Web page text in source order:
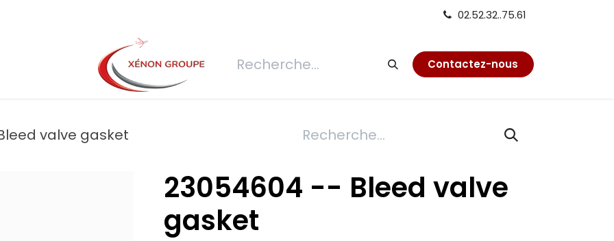
02.52.32..75.61
Demande de devis Connexion Réfection Contactez-nous
valve gasket
23054604 -- Bleed valve
gasket